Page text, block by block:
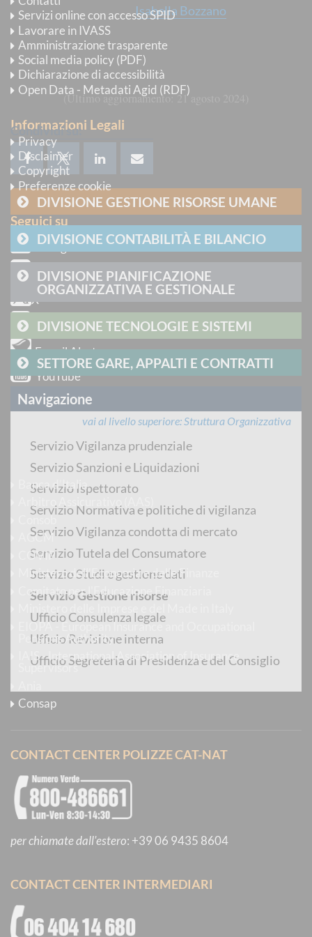
Vice Capo del Servizio:Isabella Bozzano
(nominata con delibera n. 96/2014 del 12 novembre 2014)
Numero addetti: 57
Ultimo aggiornamento 21 agosto 2024
Condividi su:
DIVISIONE GESTIONE RISORSE UMANE
DIVISIONE CONTABILITÀ E BILANCIO
DIVISIONE PIANIFICAZIONE
ORGANIZZATIVA E GESTIONALE
DIVISIONE TECNOLOGIE E SISTEMI
SETTORE GARE, APPALTI E CONTRATTI
Navigazione
vai al livello superiore Struttura Organizzativa
Servizio Vigilanza prudenziale
Servizio Sanzioni e Liquidazioni
Servizio Ispettorato
Servizio Normativa e politiche di vigilanza
Servizio Vigilanza condotta di mercato
Servizio Tutela del Consumatore
Servizio Studi e gestione dati
Servizio Gestione risorse
Ufficio Consulenza legale
Ufficio Revisione interna
Ufficio Segreteria di Presidenza e del Consiglio
Servizi online con accesso SPID
Lavorare in IVASS
Amministrazione trasparente
Social media policy (PDF)
Dichiarazione di accessibilità
Open Data - Metadati Agid (RDF)
Informazioni Legali
Privacy
Disclaimer
Copyright
Preferenze cookie
Seguici su
Instagram
LinkedIn
X
Newsletter
E-mail Alert
YouTube
Flickr
Siti d'interesse
Banca d’Italia
Consob
AGCM
COVIP
Ministero dell'Economia e delle Finanze
Comitato per l'Educazione Finanziaria
EIOPA - European Insurance and Occupational
Pensions Authority
IAIS - International Association of Insurance
Supervisors
Consap
CONTACT CENTER POLIZZE CAT-NAT
per chiamate dall'estero: +39 06 9435 8604
CONTACT CENTER INTERMEDIARI